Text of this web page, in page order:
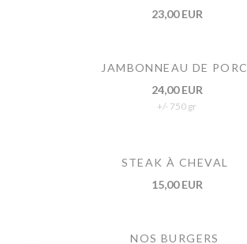
23,00 EUR
JAMBONNEAU DE PORC
24,00 EUR
+/- 750 gr
STEAK À CHEVAL
15,00 EUR
NOS BURGERS